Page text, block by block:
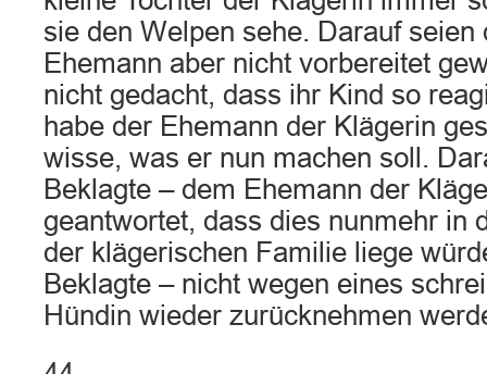
sie den Welpen sehe. Darauf seien
Ehemann aber nicht vorbereitet
nicht gedacht, dass ihr Kind so
habe der Ehemann der Klägerin
wisse, was er nun machen soll.
Beklagte – dem Ehemann der
geantwortet, dass dies nunmehr in
der klägerischen Familie liege
Beklagte – nicht wegen eines
Hündin wieder zurücknehmen